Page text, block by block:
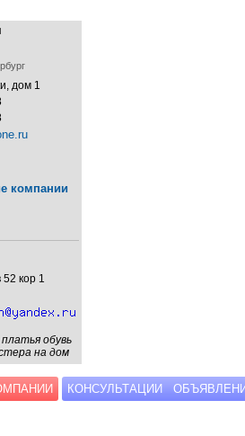
дом 1
компании
52 кор 1
обувь
на дом
КОНСУЛЬТАЦИИ